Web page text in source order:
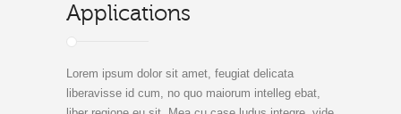
Applications
Lorem ipsum dolor sit amet, feugiat delicata
liberavisse id cum, no quo maiorum intelleg ebat,